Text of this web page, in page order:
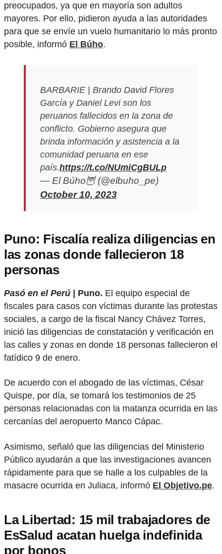
preocupados, ya que en mayoría son adultos
mayores. Por ello, pidieron ayuda a las autoridades
para que se envíe un vuelo humanitario lo más pronto
posible, informó El Búho.
BARBARIE | Brando David Flores
García y Daniel Levi son los
peruanos fallecidos en la zona de
conflicto. Gobierno asegura que
brinda información y asistencia a la
comunidad peruana en ese
país.https://t.co/NUmiCgBULp
— El Búho🦉 (@elbuho_pe)
October 10, 2023
Puno: Fiscalía realiza diligencias en
las zonas donde fallecieron 18
personas
Pasó en el Perú | Puno. El equipo especial de
fiscales para casos con víctimas durante las protestas
sociales, a cargo de la fiscal Nancy Chávez Torres,
inició las diligencias de constatación y verificación en
las calles y zonas en donde 18 personas fallecieron el
fatídico 9 de enero.
De acuerdo con el abogado de las víctimas, César
Quispe, por día, se tomará los testimonios de 25
personas relacionadas con la matanza ocurrida en las
cercanías del aeropuerto Manco Cápac.
Asimismo, señaló que las diligencias del Ministerio
Público ayudarán a que las investigaciones avancen
rápidamente para que se halle a los culpables de la
masacre ocurrida en Juliaca, informó El Objetivo.pe.
La Libertad: 15 mil trabajadores de
EsSalud acatan huelga indefinida
por bonos